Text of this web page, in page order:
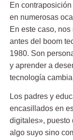
En
en numerosas
En este caso,
antes del boom
1980. Son
y aprender a
tecnología
Los padres y
encasillados en
digitales», puesto
algo suyo sino